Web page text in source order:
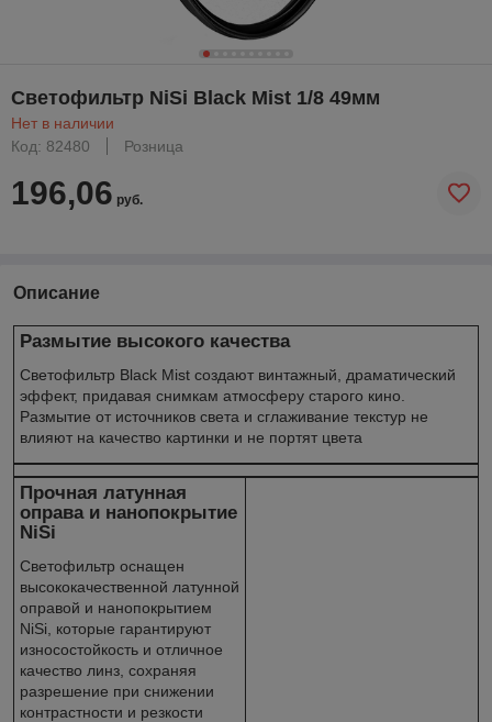
Светофильтр NiSi Black Mist 1/8 49мм
Нет в наличии
Код: 82480
Розница
196,06 руб.
Описание
Размытие высокого качества
Светофильтр Black Mist создают винтажный, драматический
эффект, придавая снимкам атмосферу старого кино.
Размытие от источников света и сглаживание текстур не
влияют на качество картинки и не портят цвета
Прочная латунная
оправа и нанопокрытие
NiSi
Светофильтр оснащен
высококачественной латунной
оправой и нанопокрытием
NiSi, которые гарантируют
износостойкость и отличное
качество линз, сохраняя
разрешение при снижении
контрастности и резкости